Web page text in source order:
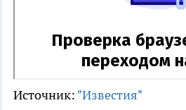
Источник: "Известия"